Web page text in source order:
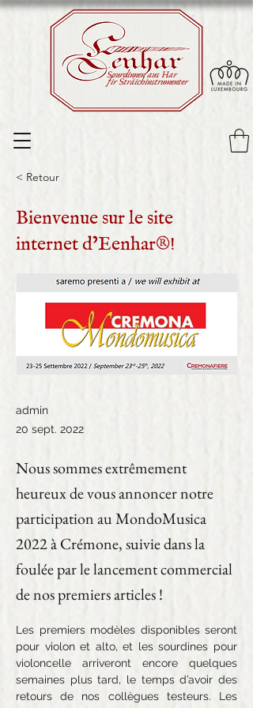
fir Sträichinstrumenter
Sourdinnen aus Har
< Retour
Bienvenue sur le site
internet d’Eenhar®!
admin
20 sept. 2022
Nous sommes extrêmement
heureux de vous annoncer notre
participation au MondoMusica
2022 à Crémone, suivie dans la
foulée par le lancement commercial
de nos premiers articles !
Les premiers modèles disponibles seront
pour violon et alto, et les sourdines pour
violoncelle arriveront encore quelques
semaines plus tard, le temps d’avoir des
retours de nos collègues testeurs. Les